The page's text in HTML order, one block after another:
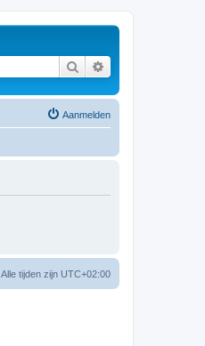
Zoek
Aanmelden
Alle tijden zijn UTC+02:00